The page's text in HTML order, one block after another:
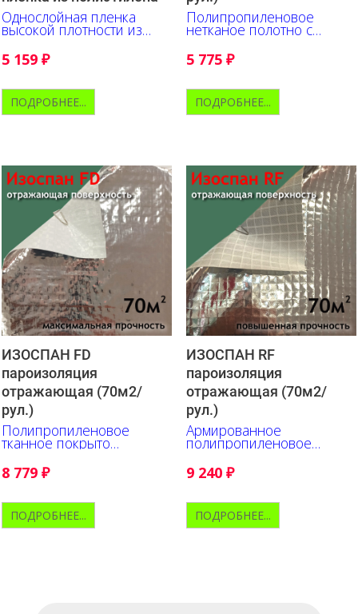
Однослойная пленка
высокой плотности из
5 159 ₽
ПОДРОБНЕЕ...
Полипропиленовое
нетканое полотно с
полипропиленовой
пленкой
5 775 ₽
ПОДРОБНЕЕ...
ИЗОСПАН FD
пароизоляция
отражающая (70м2/
рул.)
Полипропиленовое
тканное покрыто
металлизированной
полипропиленовой
пленкой
8 779 ₽
ПОДРОБНЕЕ...
ИЗОСПАН RF
пароизоляция
отражающая (70м2/
рул.)
Армированное
полипропиленовое
полотно c
металлизированной
полипропиленовой
9 240 ₽
ПОДРОБНЕЕ...